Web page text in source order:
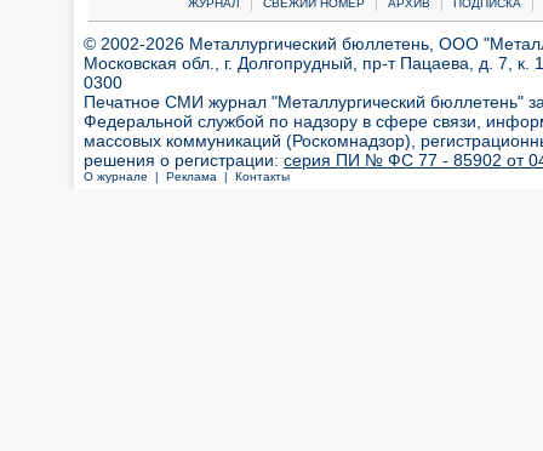
ЖУРНАЛ СВЕЖИЙ НОМЕР АРХИВ ПОДПИСКА
© 2002-2026 Металлургический бюллетень, ООО
Московская обл., г. Долгопрудный, пр-т Пацаева, д. 7,
0300
Печатное СМИ журнал "Металлургический бюллетень"
Федеральной службой по надзору в сфере связи,
массовых коммуникаций (Роскомнадзор),
решения о регистрации: серия ПИ № ФС 77 - 85902 от 04
О журнале | Реклама | Контакты